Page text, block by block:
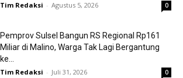
Tim Redaksi - Agustus 5, 2026 0
Pemprov Sulsel Bangun RS Regional Rp161
Miliar di Malino, Warga Tak Lagi Bergantung
ke...
Tim Redaksi - Juli 31, 2026 0